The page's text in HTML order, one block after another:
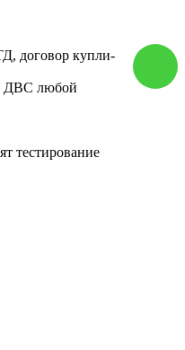
договор купли-
ДВС любой
тестирование